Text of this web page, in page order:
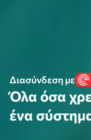
Διασύνδεση με
Όλα όσα
ένα